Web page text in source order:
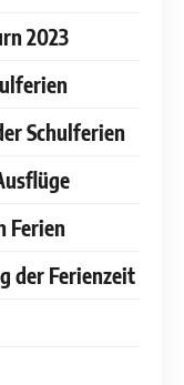
2023
Schulferien
Ferien
der Ferienzeit